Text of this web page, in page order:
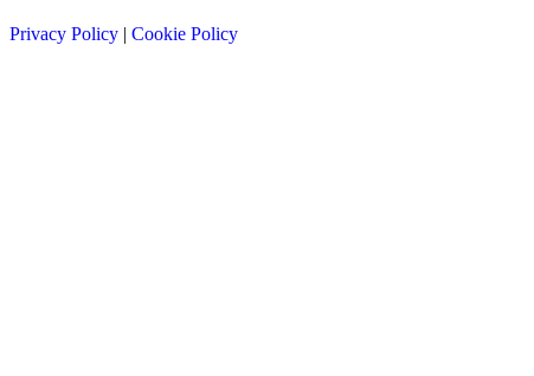
Privacy Policy | Cookie Policy